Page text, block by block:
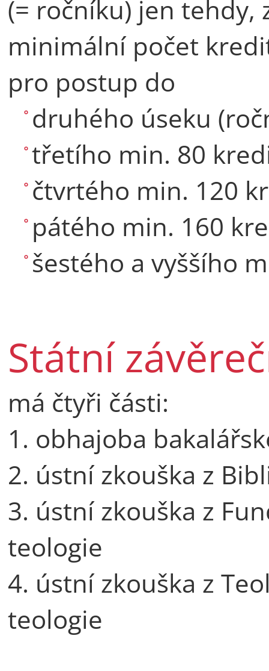
(= ročníku) jen tehdy,
minimální počet
pro postup do
druhého úseku
třetího min. 80
čtvrtého min. 120
pátého min. 160
šestého a vyššího
Státní
má čtyři části:
1. obhajoba
2. ústní zkouška z
3. ústní zkouška z
teologie
4. ústní zkouška z
teologie